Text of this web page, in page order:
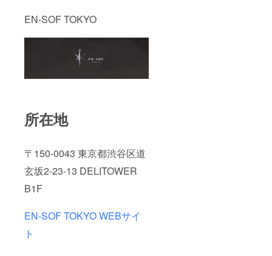
EN-SOF TOKYO
所在地
〒150-0043 東京都渋谷区道
玄坂2-23-13 DELITOWER
B1F
EN-SOF TOKYO WEBサイ
ト